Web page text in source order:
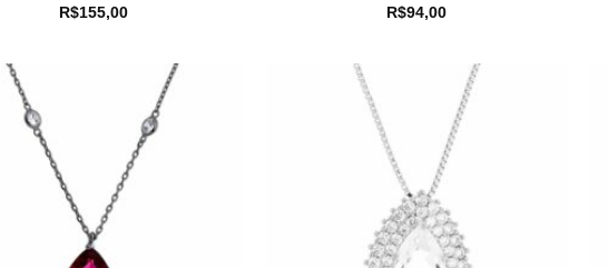
R$155,00
R$94,00